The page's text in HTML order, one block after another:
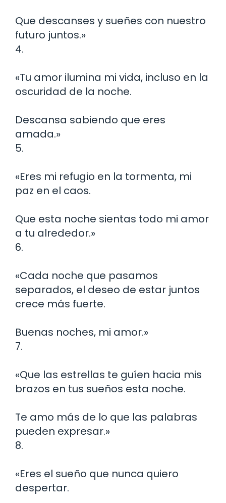
Que descanses y sueñes con nuestro
futuro juntos.»
4.
«Tu amor ilumina mi vida, incluso en la
oscuridad de la noche.
Descansa sabiendo que eres
amada.»
5.
«Eres mi refugio en la tormenta, mi
paz en el caos.
Que esta noche sientas todo mi amor
a tu alrededor.»
6.
«Cada noche que pasamos
separados, el deseo de estar juntos
crece más fuerte.
Buenas noches, mi amor.»
7.
«Que las estrellas te guíen hacia mis
brazos en tus sueños esta noche.
Te amo más de lo que las palabras
pueden expresar.»
8.
«Eres el sueño que nunca quiero
despertar.